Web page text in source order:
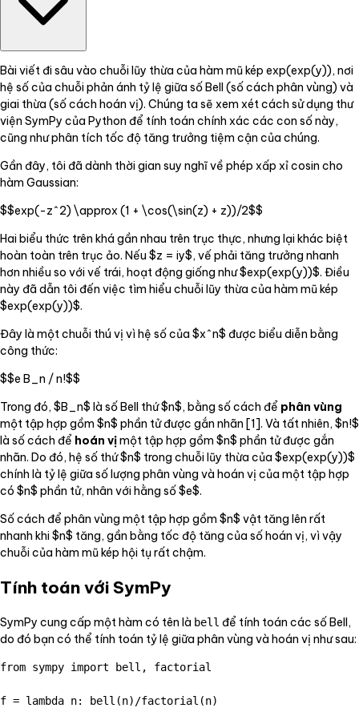
Bài viết đi sâu vào chuỗi lũy thừa của hàm mũ kép exp(exp(y)), nơi
hệ số của chuỗi phản ánh tỷ lệ giữa số Bell (số cách phân vùng) và
giai thừa (số cách hoán vị). Chúng ta sẽ xem xét cách sử dụng thư
viện SymPy của Python để tính toán chính xác các con số này,
cũng như phân tích tốc độ tăng trưởng tiệm cận của chúng.
Gần đây, tôi đã dành thời gian suy nghĩ về phép xấp xỉ cosin cho
hàm Gaussian:
$$exp(-z^2) \approx (1 + \cos(\sin(z) + z))/2$$
Hai biểu thức trên khá gần nhau trên trục thực, nhưng lại khác biệt
hoàn toàn trên trục ảo. Nếu $z = iy$, vế phải tăng trưởng nhanh
hơn nhiều so với vế trái, hoạt động giống như $exp(exp(y))$. Điều
này đã dẫn tôi đến việc tìm hiểu chuỗi lũy thừa của hàm mũ kép
$exp(exp(y))$.
Đây là một chuỗi thú vị vì hệ số của $x^n$ được biểu diễn bằng
công thức:
$$e B_n / n!$$
Trong đó, $B_n$ là số Bell thứ $n$, bằng số cách để phân vùng
một tập hợp gồm $n$ phần tử được gắn nhãn [1]. Và tất nhiên, $n!$
là số cách để hoán vịmột tập hợp gồm $n$ phần tử được gắn
nhãn. Do đó, hệ số thứ $n$ trong chuỗi lũy thừa của $exp(exp(y))$
chính là tỷ lệ giữa số lượng phân vùng và hoán vị của một tập hợp
có $n$ phần tử, nhân với hằng số $e$.
Số cách để phân vùng một tập hợp gồm $n$ vật tăng lên rất
nhanh khi $n$ tăng, gần bằng tốc độ tăng của số hoán vị, vì vậy
chuỗi của hàm mũ kép hội tụ rất chậm.
Tính toán với SymPy
SymPy cung cấp một hàm có tên là bell để tính toán các số Bell,
do đó bạn có thể tính toán tỷ lệ giữa phân vùng và hoán vị như sau:
from sympy import bell, factorial